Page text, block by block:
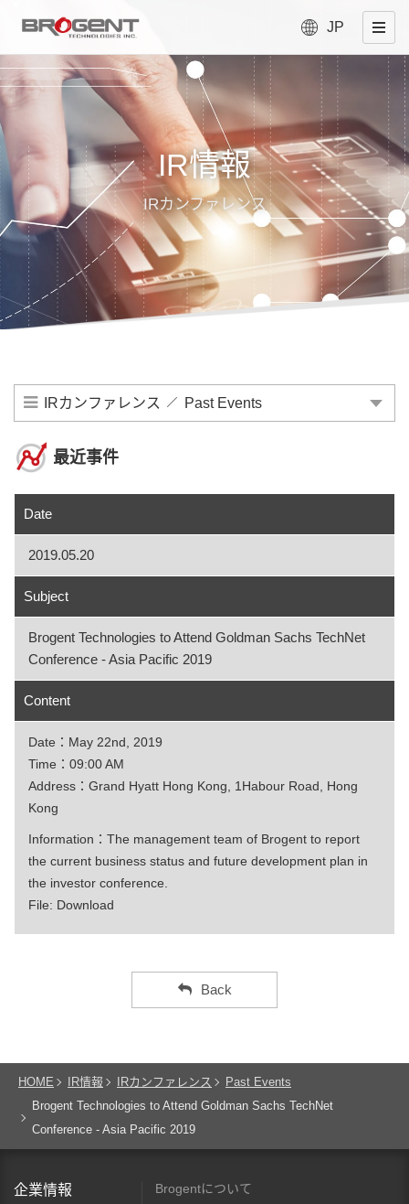
JP
IR情報
IRカンファレンス
IRカンファレンス Past Events
最近事件
Date
2019.05.20
Subject
Brogent Technologies to Attend Goldman Sachs TechNet
Conference - Asia Pacific 2019
Content
Date：May 22nd, 2019
Time：09:00 AM
Address：Grand Hyatt Hong Kong, 1Habour Road, Hong
Kong
Information：The management team of Brogent to report
the current business status and future development plan in
the investor conference.
File: Download
Back
HOME IR情報 IRカンファレンス
Past Events
Brogent Technologies to Attend Goldman Sachs TechNet
Conference - Asia Pacific 2019
企業情報
Brogentについて